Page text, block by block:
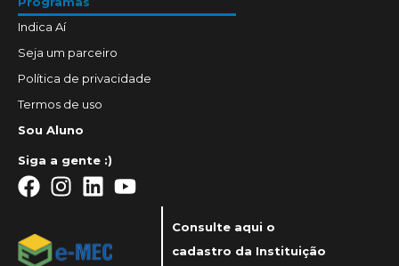
Indica Aí
Seja um parceiro
Política de privacidade
Termos de uso
Sou Aluno
Siga a gente :)
Consulte aqui o
cadastro da Instituição